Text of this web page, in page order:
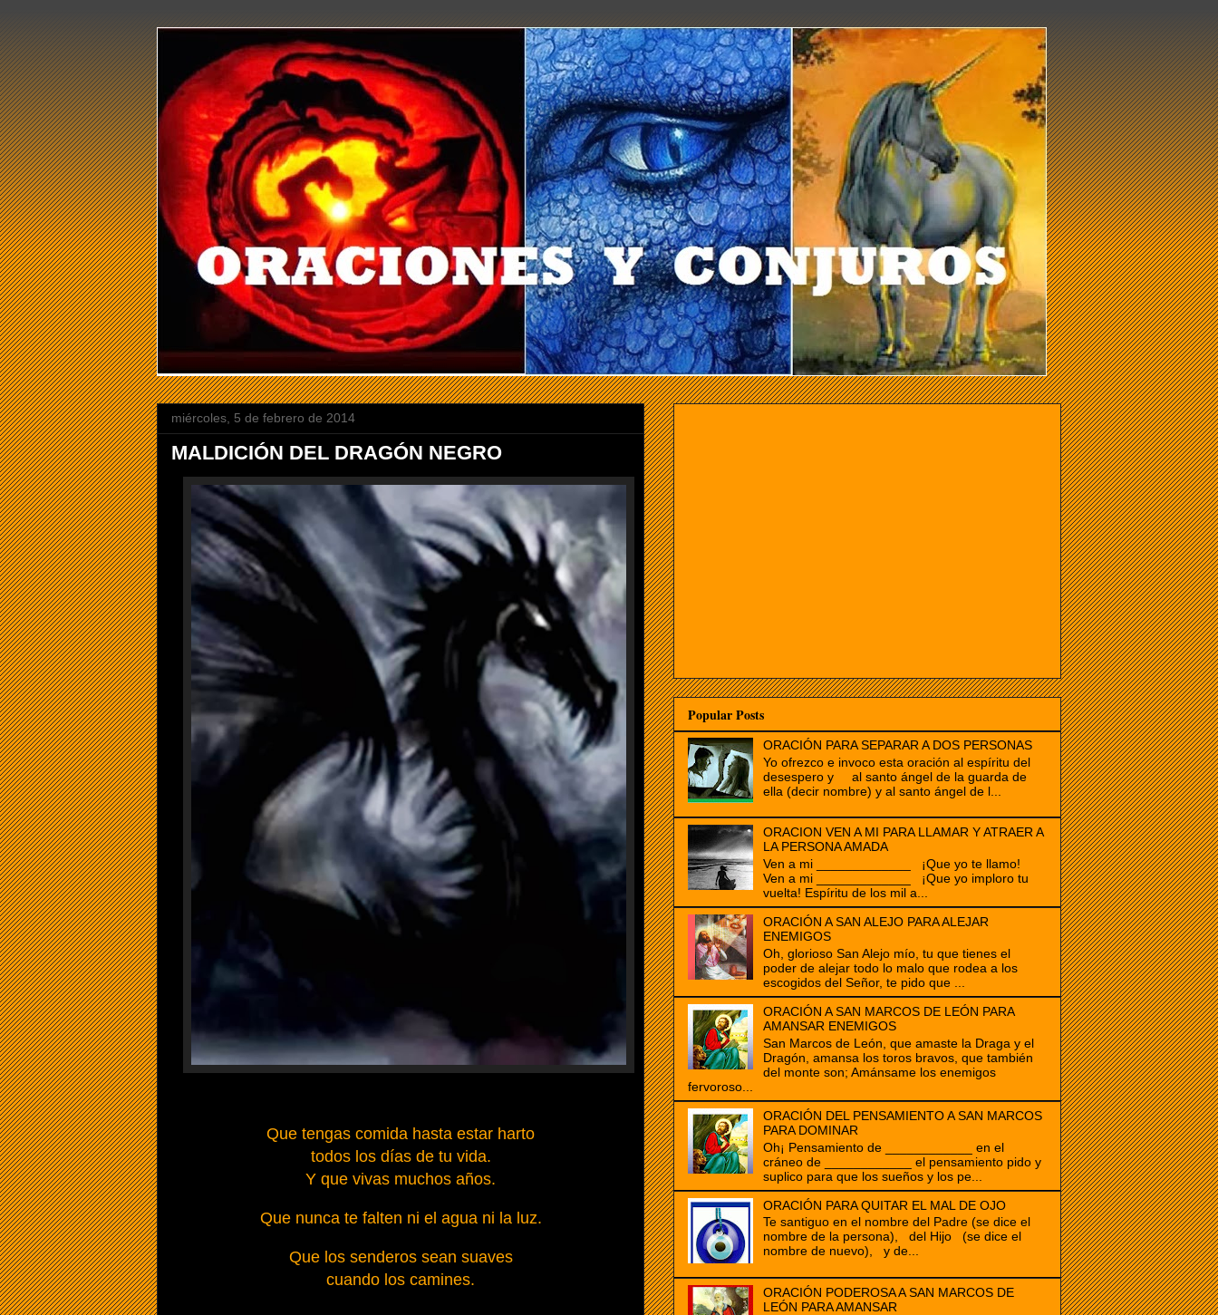
miércoles, 5 de febrero de 2014
MALDICIÓN DEL DRAGÓN NEGRO
Que tengas comida hasta estar harto
todos los días de tu vida.
Y que vivas muchos años.
Que nunca te falten ni el agua ni la luz.
Que los senderos sean suaves
cuando los camines.
Popular Posts
ORACIÓN PARA SEPARAR A DOS PERSONAS
Yo ofrezco e invoco esta oración al espíritu del
desespero y al santo ángel de la guarda de
ella (decir nombre) y al santo ángel de l...
ORACION VEN A MI PARA LLAMAR Y ATRAER A
LA PERSONA AMADA
Ven a mi _____________ ¡Que yo te llamo!
Ven a mi _____________ ¡Que yo imploro tu
vuelta! Espíritu de los mil a...
ORACIÓN A SAN ALEJO PARA ALEJAR
ENEMIGOS
Oh, glorioso San Alejo mío, tu que tienes el
poder de alejar todo lo malo que rodea a los
escogidos del Señor, te pido que ...
ORACIÓN A SAN MARCOS DE LEÓN PARA
AMANSAR ENEMIGOS
San Marcos de León, que amaste la Draga y el
Dragón, amansa los toros bravos, que también
del monte son; Amánsame los enemigos
fervoroso...
ORACIÓN DEL PENSAMIENTO A SAN MARCOS
PARA DOMINAR
Oh¡ Pensamiento de ____________ en el
cráneo de ____________ el pensamiento pido y
suplico para que los sueños y los pe...
ORACIÓN PARA QUITAR EL MAL DE OJO
Te santiguo en el nombre del Padre (se dice el
nombre de la persona), del Hijo (se dice el
nombre de nuevo), y de...
ORACIÓN PODEROSA A SAN MARCOS DE
LEÓN PARA AMANSAR